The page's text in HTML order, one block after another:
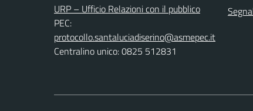
URP – Ufficio Relazioni con il pubblico
PEC:
protocollo.santaluciadiserino@asmepec.it
Centralino unico: 0825 512831